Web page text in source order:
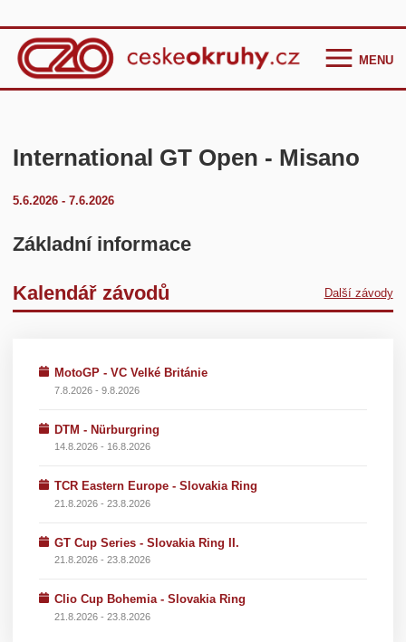
MENU
TCR Eastern Europe
F4 CEZ
Ostatní
Kontakt
International GT Open - Misano
5.6.2026 - 7.6.2026
Základní informace
Kalendář závodů Další závody
MotoGP - VC Velké Británie
7.8.2026 - 9.8.2026
DTM - Nürburgring
14.8.2026 - 16.8.2026
TCR Eastern Europe - Slovakia Ring
21.8.2026 - 23.8.2026
GT Cup Series - Slovakia Ring II.
21.8.2026 - 23.8.2026
Clio Cup Bohemia - Slovakia Ring
21.8.2026 - 23.8.2026